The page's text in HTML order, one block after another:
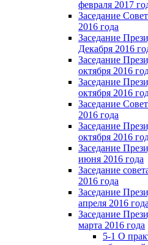
февраля 2017
Заседание
2016 года
Заседание
Декабря 2016
Заседание
октября 2016
Заседание
октября 2016
Заседание
2016 года
Заседание
октября 2016
Заседание
июня 2016 года
Заседание
2016 года
Заседание
апреля 2016 года
Заседание
марта 2016 года
5-1 О